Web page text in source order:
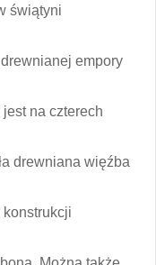
świątyni
empory
na czterech
drewniana więźba